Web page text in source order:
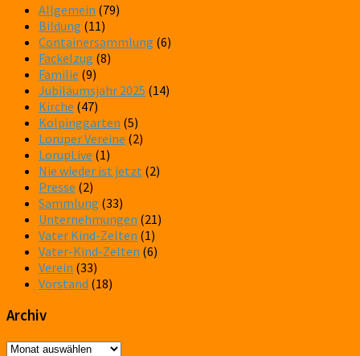
Allgemein (79)
Bildung (11)
Containersammlung (6)
Fackelzug (8)
Familie (9)
Jubiläumsjahr 2025 (14)
Kirche (47)
Kolpinggarten (5)
Loruper Vereine (2)
LorupLive (1)
Nie wieder ist jetzt (2)
Presse (2)
Sammlung (33)
Unternehmungen (21)
Vater Kind-Zelten (1)
Vater-Kind-Zelten (6)
Verein (33)
Vorstand (18)
Archiv
Archiv